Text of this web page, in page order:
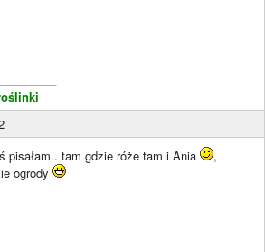
pisałam.. tam gdzie róże tam i Ania
,
ogrody